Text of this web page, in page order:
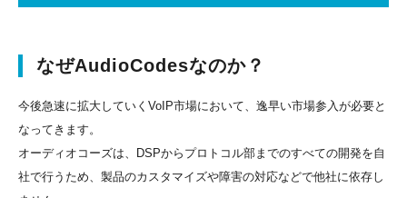
なぜAudioCodesなのか？
今後急速に拡大していくVoIP市場において、逸早い市場参入が必要と
なってきます。
オーディオコーズは、DSPからプロトコル部までのすべての開発を自
社で行うため、製品のカスタマイズや障害の対応などで他社に依存し